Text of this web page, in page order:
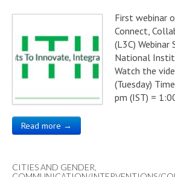
First webinar
Connect,
(L3C) Webinar
National
Watch the
(Tuesday)
pm (IST) =
Read more →
CITIES AND GENDER